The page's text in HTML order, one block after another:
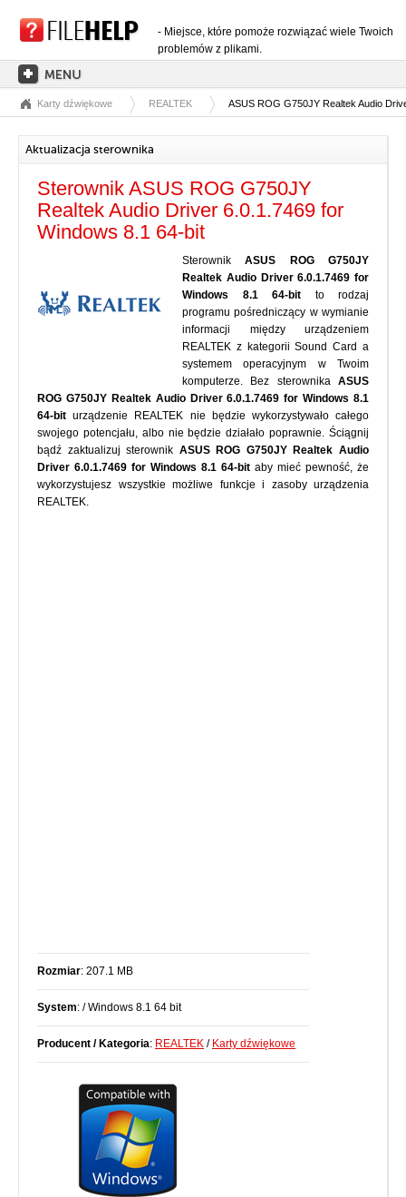
- Miejsce, które pomoże rozwiązać wiele Twoich
problemów z plikami.
STRONA GŁÓWNA
KATEGORIE ROZSZERZEŃ
PLIKI DLL
KONWERSJE PLIKÓW
Karty dźwiękowe REALTEK ASUS ROG G750JY Realtek Audio
Aktualizacja sterownika
Sterownik ASUS ROG G750JY
Realtek Audio Driver 6.0.1.7469 for
Windows 8.1 64-bit
SterownikASUS ROG G750JY
Realtek Audio Driver 6.0.1.7469 for
Windows 8.1 64-bit to rodzaj
programu pośredniczący w wymianie
informacji między urządzeniem
REALTEK z kategorii Sound Card a
systemem operacyjnym w Twoim
komputerze. Bez sterownika ASUS
ROG G750JY Realtek Audio Driver 6.0.1.7469 for Windows 8.1
64-bit urządzenie REALTEK nie będzie wykorzystywało całego
swojego potencjału, albo nie będzie działało poprawnie. Ściągnij
bądź zaktualizuj sterownik ASUS ROG G750JY Realtek Audio
Driver 6.0.1.7469 for Windows 8.1 64-bit aby mieć pewność, że
wykorzystujesz wszystkie możliwe funkcje i zasoby urządzenia
REALTEK.
Rozmiar: 207.1 MB
System: / Windows 8.1 64 bit
Producent / Kategoria: REALTEK / Karty dźwiękowe